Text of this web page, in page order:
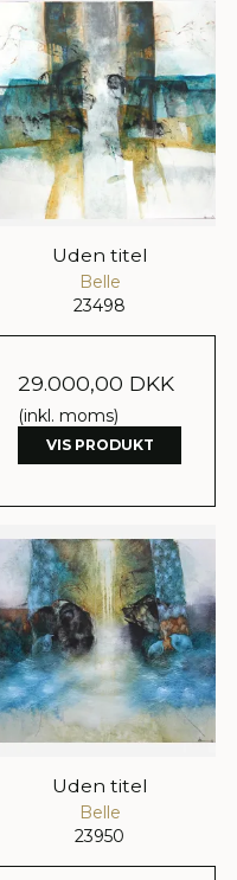
Uden titel
Belle
23498
29.000,00 DKK
(inkl. moms)
VIS PRODUKT
Uden titel
Belle
23950